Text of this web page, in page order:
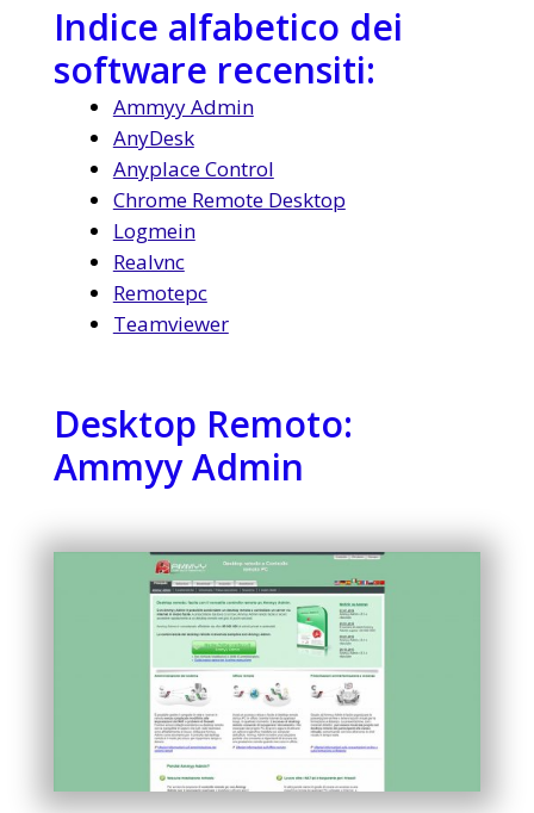
Indice alfabetico dei
software recensiti:
Ammyy Admin
AnyDesk
Anyplace Control
Chrome Remote Desktop
Logmein
Realvnc
Remotepc
Teamviewer
Desktop Remoto:
Ammyy Admin